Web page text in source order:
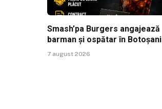
Smash’pa Burgers angajează
barman și ospătar în Botoșani
7 august 2026